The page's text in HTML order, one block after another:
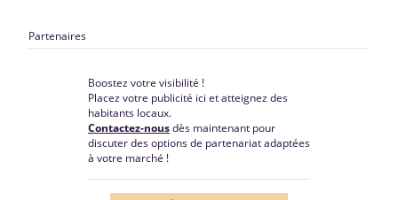
Partenaires
Boostez votre visibilité !
Placez votre publicité ici et atteignez des
habitants locaux.
Contactez-nousdès maintenant pour
discuter des options de partenariat adaptées
à votre marché !